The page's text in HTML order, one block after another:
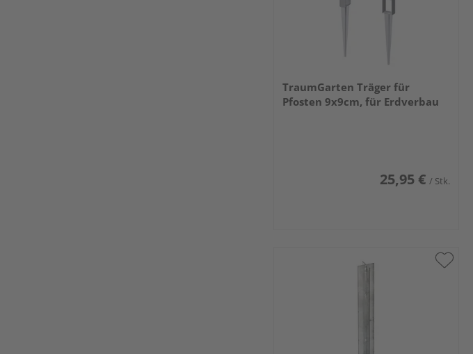
TraumGarten Träger für
Pfosten 9x9cm, für Erdverbau
25,95 € / Stk.